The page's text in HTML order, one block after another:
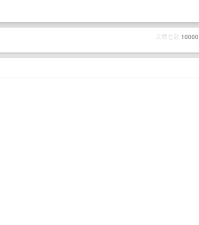
文章总数 10000